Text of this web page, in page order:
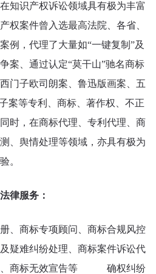
识产权诉讼领域具有极为丰富
权案件曾入选最高法院、各省、
例，代理了大量如“一键复制”及
案、通过认定“莫干山”驰名商标
门子欧司朗案、鲁迅版画案、五
案等专利、商标、著作权、不正
时，在商标代理、专利代理、商
、舆情处理等领域，亦具有极为
。
律服务：
商标专项顾问、商标合规风控
疑难纠纷处理、商标案件诉讼代
、商标无效宣告等 确权纠纷